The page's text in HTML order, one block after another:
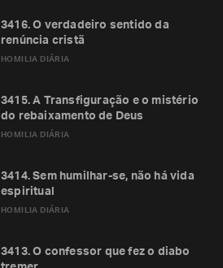
HOMILIA DIÁRIA
3416. O verdadeiro sentido da
renúncia cristã
HOMILIA DIÁRIA
3415. A Transfiguração e o mistério
do rebaixamento de Deus
HOMILIA DIÁRIA
3414. Sem humilhar-se, não há vida
espiritual
3413. O confessor que fez o diabo